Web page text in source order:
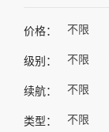
价格： 不限
级别： 不限
续航： 不限
类型： 不限